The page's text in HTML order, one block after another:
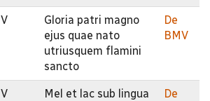
V
Gloria patri magno
ejus quae nato
utriusquem flamini
sancto
De
BMV
V
Mel et lac sub lingua
De